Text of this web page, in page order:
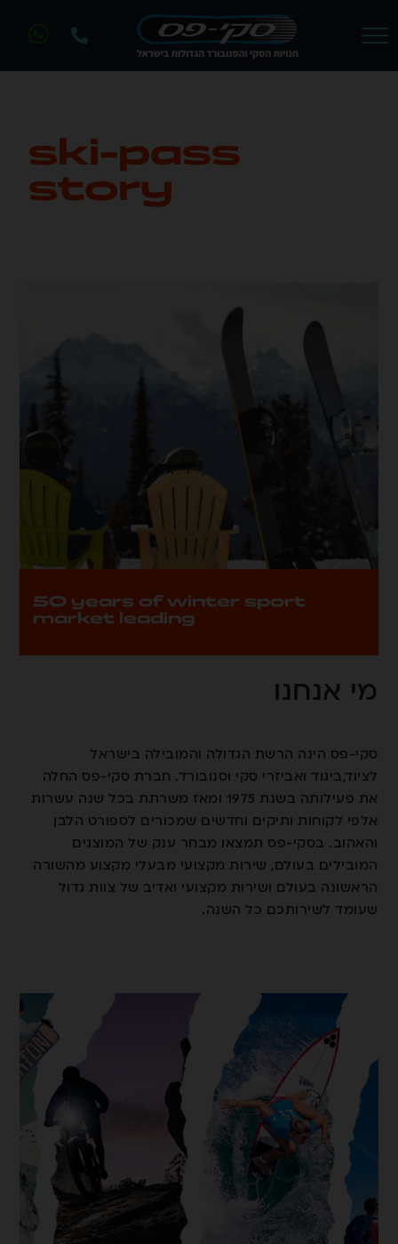
ski-pass
story
50 years of winter sport
market leading
מי אנחנו
סקי-פס הינה הרשת הגדולה והמובילה בישראל
לציוד,ביגוד ואביזרי סקי וסנובורד. חברת סקי-פס החלה
את פעילותה בשנת 1975 ומאז משרתת בכל שנה עשרות
אלפי לקוחות ותיקים וחדשים שמכורים לספורט הלבן
והאהוב. בסקי-פס תמצאו מבחר ענק של המוצגים
המובילים בעולם, שירות מקצועי מבעלי מקצוע מהשורה
הראשונה בעולם ושירות מקצועי ואדיב של צוות גדול
שעומד לשירותכם כל השנה.